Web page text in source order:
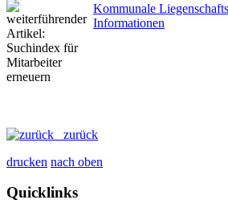
Kommunale
Informationen
zurück
drucken nach oben
Quicklinks